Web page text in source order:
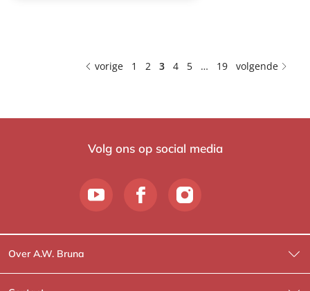
vorige 1 2 3 4 5 … 19 volgende
Volg ons op social media
Over A.W. Bruna
Wat wij doen